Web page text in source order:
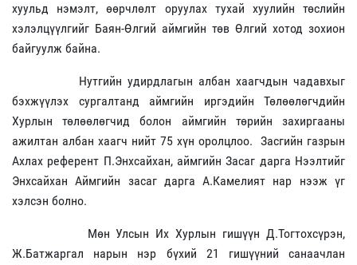
хуульд нэмэлт, өөрчлөлт оруулах тухай хуулийн төслийн
хэлэлцүүлгийг Баян-Өлгий аймгийн төв Өлгий хотод зохион
байгуулж байна.
Нутгийн удирдлагын албан хаагчдын чадавхыг
бэхжүүлэх сургалтанд аймгийн иргэдийн Төлөөлөгчдийн
Хурлын төлөөлөгчид болон аймгийн төрийн захиргааны
ажилтан албан хаагч нийт 75 хүн оролцлоо. Засгийн газрын
Ахлах референт П.Энхсайхан, аймгийн Засаг дарга Нээлтийг
Энхсайхан Аймгийн засаг дарга А.Камелият нар нээж үг
хэлсэн болно.
Мөн Улсын Их Хурлын гишүүн Д.Тогтохсүрэн,
Ж.Батжаргал нарын нэр бүхий 21 гишүүний санаачлан